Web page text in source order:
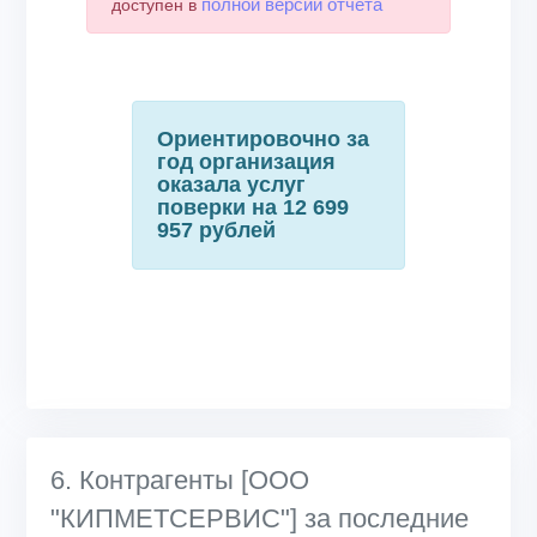
доступен в полной версии отчета
Ориентировочно за
год организация
оказала услуг
поверки на 12 699
957 рублей
6. Контрагенты [ООО
"КИПМЕТСЕРВИС"] за последние